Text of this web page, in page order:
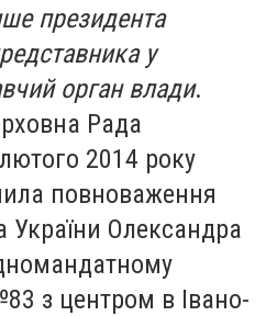
президента
у
орган влади.
Рада
2014 року
повноваження
України Олександра
з центром в Івано-